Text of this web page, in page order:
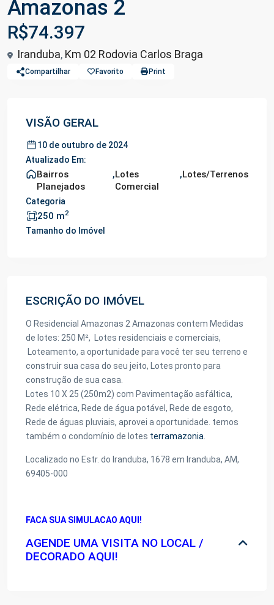
Amazonas 2
R$74.397
Iranduba, Km 02 Rodovia Carlos Braga
Compartilhar Favorito Print
VISÃO GERAL
10 de outubro de 2024
Atualizado Em:
Bairros
Planejados
,Lotes
Comercial
,Lotes/Terrenos
Categoria
250 m2
Tamanho do Imóvel
ESCRIÇÃO DO IMÓVEL
O Residencial Amazonas 2 Amazonas contem Medidas
de lotes: 250 M², Lotes residenciais e comerciais,
Loteamento, a oportunidade para você ter seu terreno e
construir sua casa do seu jeito, Lotes pronto para
construção de sua casa.
Lotes 10 X 25 (250m2) com Pavimentação asfáltica,
Rede elétrica, Rede de água potável, Rede de esgoto,
Rede de águas pluviais, aprovei a oportunidade. temos
também o condomínio de lotes terramazonia
Localizado no Estr. do Iranduba, 1678 em Iranduba, AM,
69405-000
FACA SUA SIMULACAO AQUI!
AGENDE UMA VISITA NO LOCAL /
DECORADO AQUI!